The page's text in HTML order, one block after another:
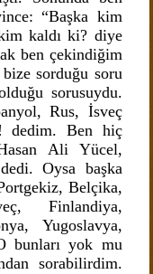
“Başka kim
kaldı ki? diye
ben çekindiğim
sorduğu soru
sorusuydu.
Rus, İsveç
dedim. Ben hiç
Ali Yücel,
Oysa başka
Belçika,
Finlandiya,
Yugoslavya,
bunları yok mu
sorabilirdim.